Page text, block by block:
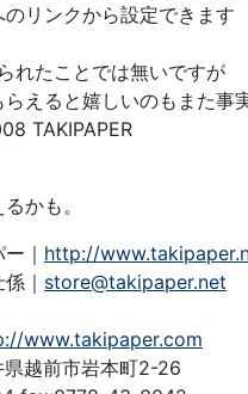
のリンクから設定できます
れたことでは無いですが
えると嬉しいのもまた事
TAKIPAPER
かも。
｜ http://
｜ store@takipaper.net
www.takipaper.com
越前市岩本町2-26